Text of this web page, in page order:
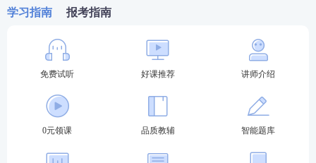
“好题”
6套专项试卷：
导师直播手把手带刷两
纸质版《章节真题汇编》
“好学”
200次/科答疑：
8小时内解答，及时解
决难题盲区，锁分效果加倍
学习指南 报考指南
免费试听 好课推荐 讲师介绍
0元领课 品质教辅 智能题库